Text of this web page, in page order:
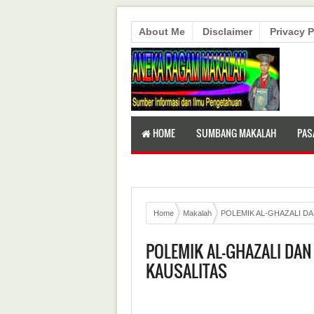
About Me Disclaimer Privacy
HOME SUMBANG MAKALAH
Home Makalah POLEMIK AL-GHAZALI
POLEMIK AL-GHAZALI
KAUSALITAS